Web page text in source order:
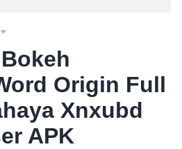
Origin Full
Xnxubd
APK